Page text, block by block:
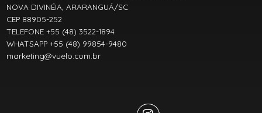
NOVA DIVINÉIA, ARARANGUÁ/SC
CEP 88905-252
TELEFONE +55 (48) 3522-1894
WHATSAPP +55 (48) 99854-9480
marketing@vuelo.com.br